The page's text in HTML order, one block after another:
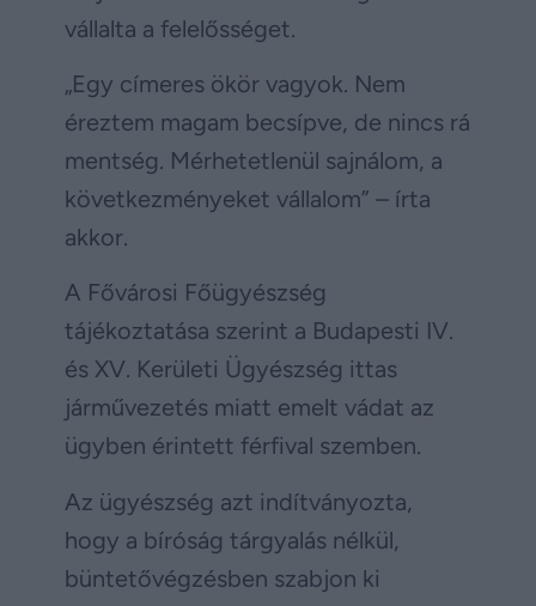
vállalta a felelősséget.
„Egy címeres ökör vagyok. Nem
éreztem magam becsípve, de nincs rá
mentség. Mérhetetlenül sajnálom, a
következményeket vállalom” – írta
akkor.
A Fővárosi Főügyészség
tájékoztatása szerint a Budapesti IV.
és XV. Kerületi Ügyészség ittas
járművezetés miatt emelt vádat az
ügyben érintett férfival szemben.
Az ügyészség azt indítványozta,
hogy a bíróság tárgyalás nélkül,
büntetővégzésben szabjon ki